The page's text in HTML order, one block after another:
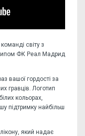
світу з
ФК Реал Мадрид
вашої гордості за
гравців. Логотип
кольорах,
підтримку найбільш
який надає